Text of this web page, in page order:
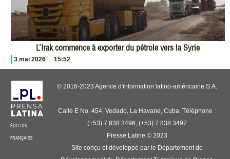
L’Irak commence à exporter du pétrole vers la Syrie
3 mai 2026 15:52
ÉDITION
FRANÇAISE
© 2016-2023 Agence d'information latino-américaine S.A.
Calle E No. 454, Vedado, La Havane, Cuba. Téléphone :
(+53) 7 838 3496, (+53) 7 838 3497
Presse Latine © 2023
Site conçu et développé par le Département de